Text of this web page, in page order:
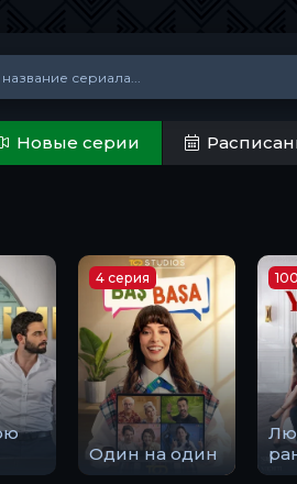
Новые серии
Один на один
4 серия